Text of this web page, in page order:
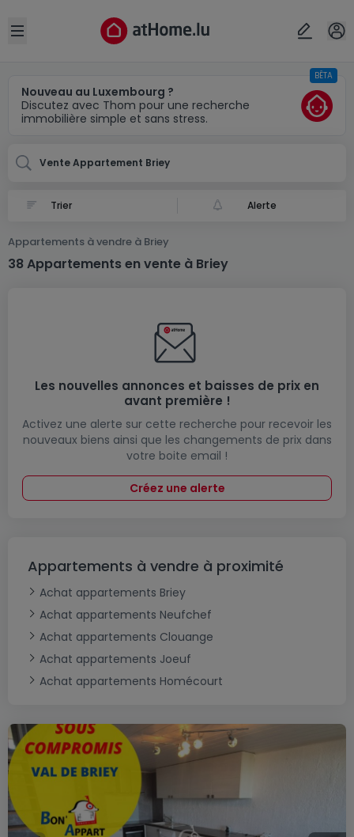
Open sidebar
Nouveau au Luxembourg ?
Discutez avec Thom pour une recherche
immobilière simple et sans stress.
BÊTA
Vente Appartement Briey
Alerte
Appartements à vendre à Briey
38 Appartements en vente à Briey
Les nouvelles annonces et baisses de prix en
avant première !
Activez une alerte sur cette recherche pour recevoir les
nouveaux biens ainsi que les changements de prix dans
votre boite email !
Créez une alerte
Appartements à vendre à proximité
Achat appartements Briey
Achat appartements Neufchef
Achat appartements Clouange
Achat appartements Joeuf
Achat appartements Homécourt
Localité(s)
Annuler OK